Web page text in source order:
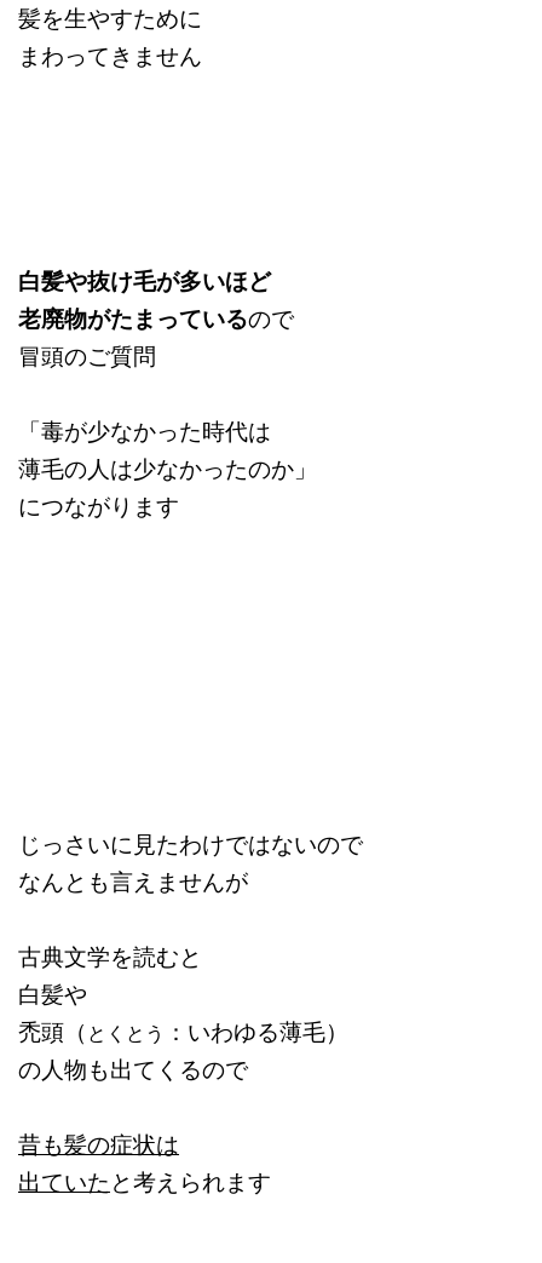
髪を生やすために
まわってきません
白髪や抜け毛が多いほど
老廃物がたまっているので
冒頭のご質問
「毒が少なかった時代は
薄毛の人は少なかったのか」
につながります
じっさいに見たわけではないので
なんとも言えませんが
古典文学を読むと
白髪や
禿頭（ とくとう ：いわゆる薄毛）
の人物も出てくるので
昔も髪の症状は
出ていたと考えられます